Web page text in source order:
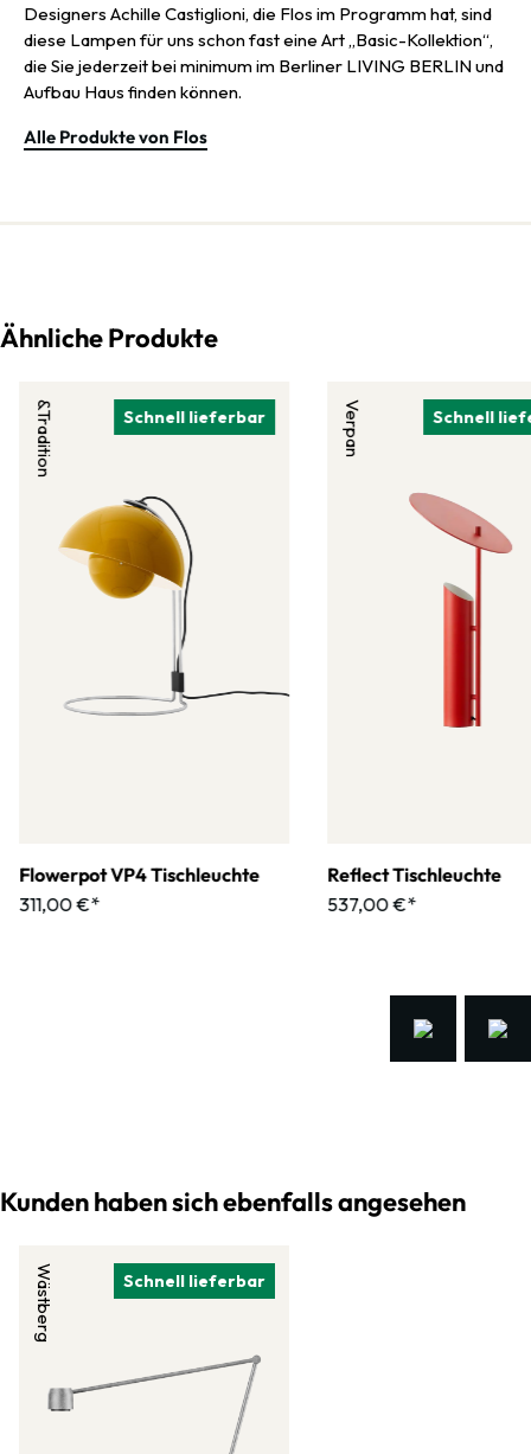
Designers Achille Castiglioni, die Flos im Programm hat, sind
diese Lampen für uns schon fast eine Art „Basic-Kollektion“,
die Sie jederzeit bei minimum im Berliner LIVING BERLIN und
Aufbau Haus finden können.
Alle Produkte von Flos
Ähnliche Produkte
Schnell lieferbar
&Tradition
Flowerpot VP4 Tischleuchte
311,00 €*
Schnell
Verpan
Reflect Tischleuchte
537,00 €*
Kunden haben sich ebenfalls angesehen
Schnell lieferbar
Wästberg